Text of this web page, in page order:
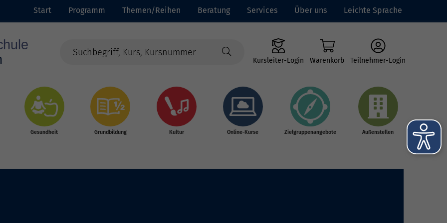
Start Programm Themen/Reihen Beratung Services Über uns Leichte Sprache
Kursleiter-Login Warenkorb Teilnehmer-Login
Gesundheit Grundbildung Kultur Online-Kurse Zielgruppenangebote Außenstellen